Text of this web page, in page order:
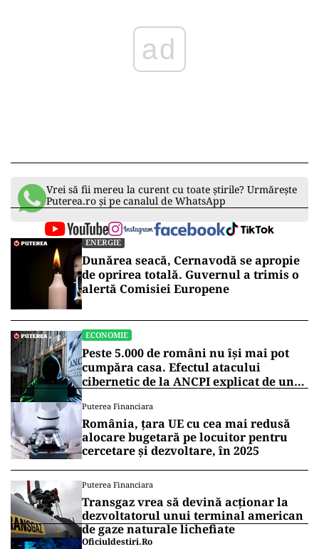
ad
Vrei să fii mereu la curent cu toate știrile? Urmărește
Puterea.ro și pe canalul de WhatsApp
ENERGIE
Dunărea seacă, Cernavodă se apropie
de oprirea totală. Guvernul a trimis o
alertă Comisiei Europene
ECONOMIE
Peste 5.000 de români nu își mai pot
cumpăra casa. Efectul atacului
cibernetic de la ANCPI explicat de un
Puterea Financiara
România, țara UE cu cea mai redusă
alocare bugetară pe locuitor pentru
cercetare și dezvoltare, în 2025
Puterea Financiara
Transgaz vrea să devină acționar la
dezvoltatorul unui terminal american
de gaze naturale lichefiate
Oficiuldestiri.ro